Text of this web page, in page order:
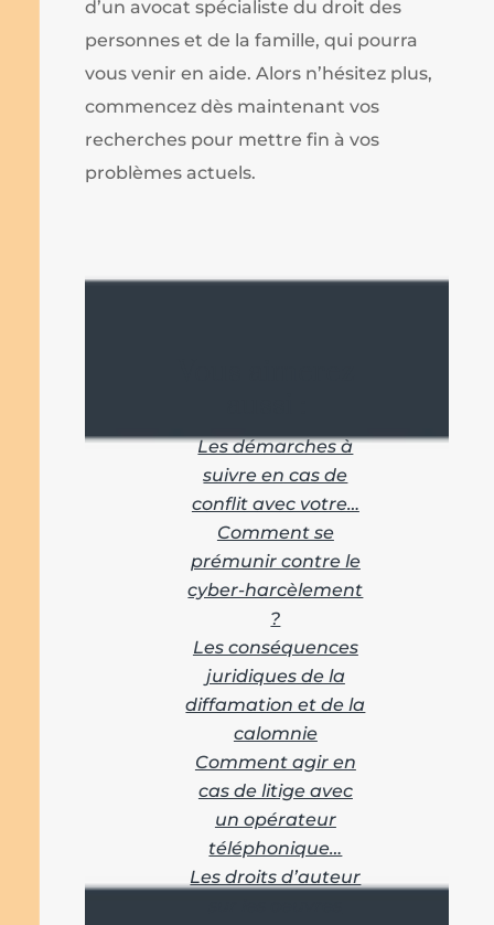
d’un avocat spécialiste du droit des
personnes et de la famille, qui pourra
vous venir en aide. Alors n’hésitez plus,
commencez dès maintenant vos
recherches pour mettre fin à vos
problèmes actuels.
Les démarches à
suivre en cas de
conflit avec votre…
Comment se
prémunir contre le
cyber-harcèlement
?
Les conséquences
juridiques de la
diffamation et de la
calomnie
Comment agir en
cas de litige avec
un opérateur
téléphonique…
Les droits d’auteur